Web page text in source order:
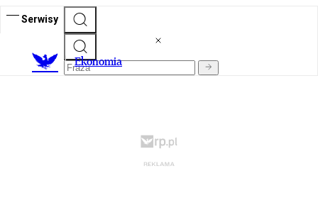
Serwisy
Ekonomia